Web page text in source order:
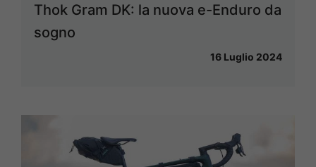
Thok Gram DK: la nuova e-Enduro da
sogno
16 Luglio 2024